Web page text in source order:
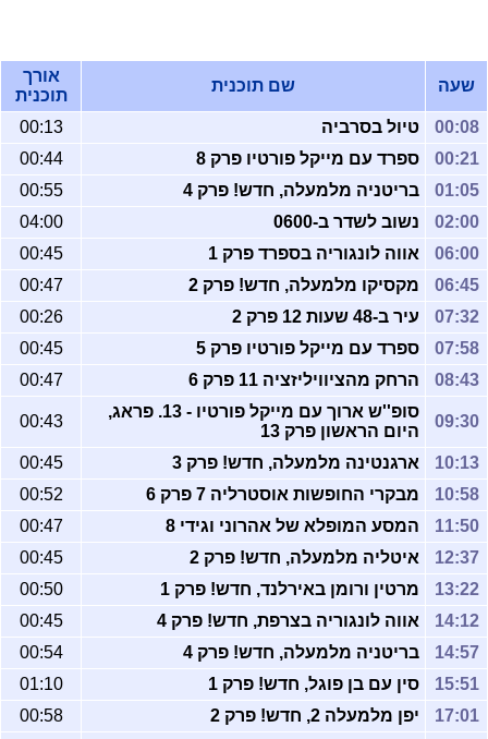
שעה שם תוכנית
אורך
תוכנית
00:08
טיול בסרביה
00:13
00:21
ספרד עם מייקל פורטיו פרק 8
00:44
01:05
בריטניה מלמעלה, חדש! פרק 4
00:55
02:00
נשוב לשדר ב-0600
04:00
06:00
אווה לונגוריה בספרד פרק 1
00:45
06:45
מקסיקו מלמעלה, חדש! פרק 2
00:47
07:32
עיר ב-48 שעות 12 פרק 2
00:26
07:58
ספרד עם מייקל פורטיו פרק 5
00:45
08:43
הרחק מהציוויליזציה 11 פרק 6 00:47
09:30
סופ''ש ארוך עם מייקל פורטיו - 13. פראג,
היום הראשון פרק 13
00:43
10:13 ארגנטינה מלמעלה, חדש! פרק 3
00:45
10:58
מבקרי החופשות אוסטרליה 7 פרק 6
00:52
11:50
המסע המופלא של אהרוני וגידי 8
00:47
12:37
איטליה מלמעלה, חדש! פרק 2
00:45
13:22
מרטין ורומן באירלנד, חדש! פרק 1
00:50
14:12
אווה לונגוריה בצרפת, חדש! פרק 4
00:45
14:57
בריטניה מלמעלה, חדש! פרק 4
00:54
15:51
סין עם בן פוגל, חדש! פרק 1
01:10
17:01
יפן מלמעלה 2, חדש! פרק 2
00:58